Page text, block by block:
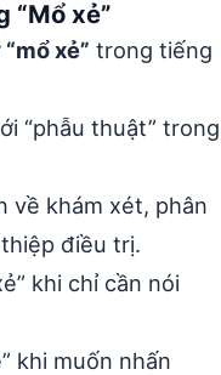
“Mổ xẻ”
“mổ xẻ” trong tiếng
“phẫu thuật” trong
về khám xét, phân
điều trị.
khi chỉ cần nói
khi muốn nhấn